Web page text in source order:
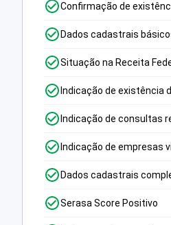
Confirmação de
Dados cadastrais
Situação na Receita
Indicação de existência
Indicação de consultas
Indicação de empresas
Dados cadastrais
Serasa Score Positivo